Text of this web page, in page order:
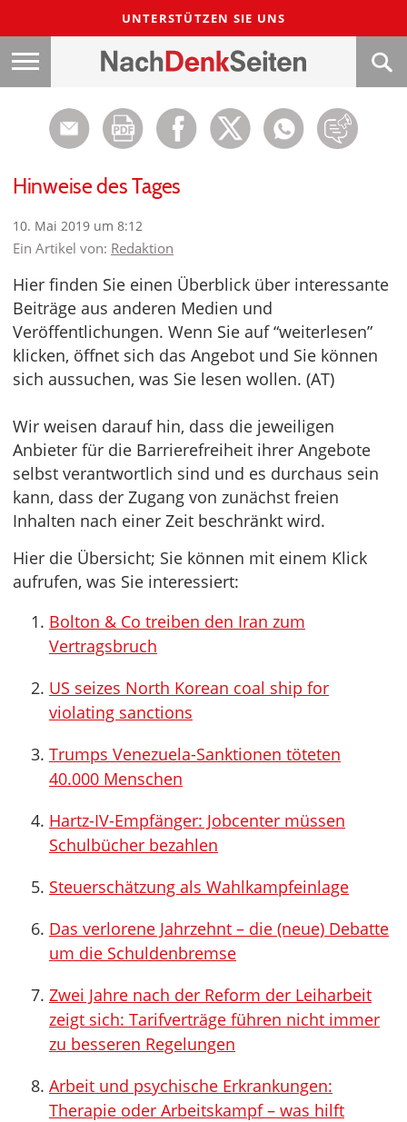
UNTERSTÜTZEN SIE UNS
Hinweise des Tages
10. Mai 2019 um 8:12
Ein Artikel von: Redaktion
Hier finden Sie einen Überblick über interessante
Beiträge aus anderen Medien und
Veröffentlichungen. Wenn Sie auf “weiterlesen”
klicken, öffnet sich das Angebot und Sie können
sich aussuchen, was Sie lesen wollen. (AT)
Wir weisen darauf hin, dass die jeweiligen
Anbieter für die Barrierefreiheit ihrer Angebote
selbst verantwortlich sind und es durchaus sein
kann, dass der Zugang von zunächst freien
Inhalten nach einer Zeit beschränkt wird.
Hier die Übersicht; Sie können mit einem Klick
aufrufen, was Sie interessiert:
Bolton & Co treiben den Iran zum
Vertragsbruch
US seizes North Korean coal ship for
violating sanctions
Trumps Venezuela-Sanktionen töteten
40.000 Menschen
Hartz-IV-Empfänger: Jobcenter müssen
Schulbücher bezahlen
Steuerschätzung als Wahlkampfeinlage
Das verlorene Jahrzehnt – die (neue) Debatte
um die Schuldenbremse
Zwei Jahre nach der Reform der Leiharbeit
zeigt sich: Tarifverträge führen nicht immer
zu besseren Regelungen
Arbeit und psychische Erkrankungen:
Therapie oder Arbeitskampf – was hilft